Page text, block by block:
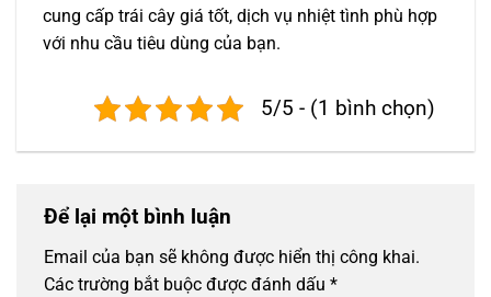
cung cấp trái cây giá tốt, dịch vụ nhiệt tình phù hợp
với nhu cầu tiêu dùng của bạn.
5/5 - (1 bình chọn)
Để lại một bình luận
Email của bạn sẽ không được hiển thị công khai.
Các trường bắt buộc được đánh dấu *